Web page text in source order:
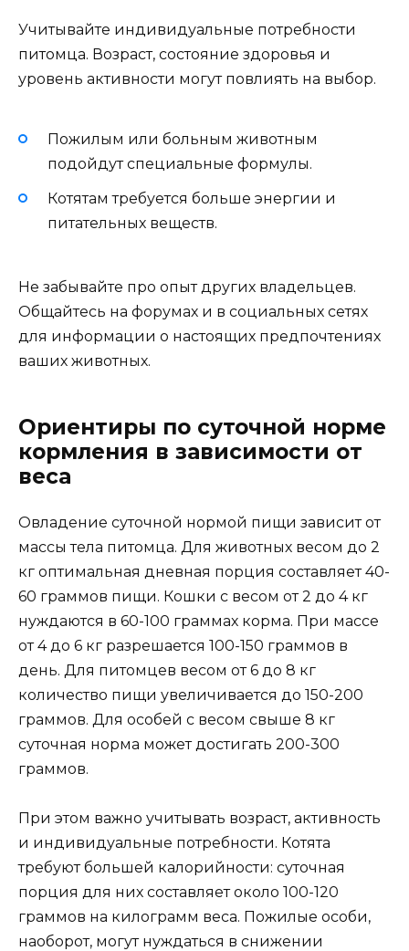
Учитывайте индивидуальные потребности
питомца. Возраст, состояние здоровья и
уровень активности могут повлиять на выбор.
Пожилым или больным животным
подойдут специальные формулы.
Котятам требуется больше энергии и
питательных веществ.
Не забывайте про опыт других владельцев.
Общайтесь на форумах и в социальных сетях
для информации о настоящих предпочтениях
ваших животных.
Ориентиры по суточной норме
кормления в зависимости от
веса
Овладение суточной нормой пищи зависит от
массы тела питомца. Для животных весом до 2
кг оптимальная дневная порция составляет 40-
60 граммов пищи. Кошки с весом от 2 до 4 кг
нуждаются в 60-100 граммах корма. При массе
от 4 до 6 кг разрешается 100-150 граммов в
день. Для питомцев весом от 6 до 8 кг
количество пищи увеличивается до 150-200
граммов. Для особей с весом свыше 8 кг
суточная норма может достигать 200-300
граммов.
При этом важно учитывать возраст, активность
и индивидуальные потребности. Котята
требуют большей калорийности: суточная
порция для них составляет около 100-120
граммов на килограмм веса. Пожилые особи,
наоборот, могут нуждаться в снижении